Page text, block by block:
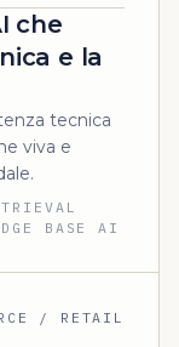
che
e la
tecnica
viva e
BASE AI
/ RETAIL